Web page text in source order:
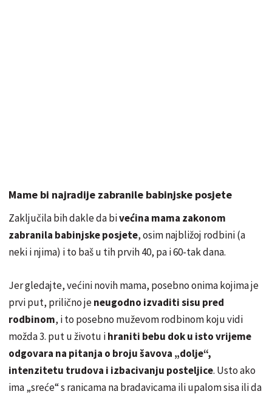
Mame bi najradije zabranile babinjske posjete
Zaključila bih dakle da bivećina mama zakonom
zabranila babinjske posjete, osim najbližoj rodbini (a
neki i njima) i to baš u tih prvih 40, pa i 60-tak dana.
Jer gledajte, većini novih mama, posebno onima kojima je
prvi put, prilično jeneugodno izvaditi sisu pred
rodbinom, i to posebno muževom rodbinom koju vidi
možda 3. put u životu ihraniti bebu dok u isto vrijeme
odgovara na pitanja o broju šavova „dolje“,
intenzitetu trudova i izbacivanju posteljice. Usto ako
ima „sreće“ s ranicama na bradavicama ili upalom sisa ili da